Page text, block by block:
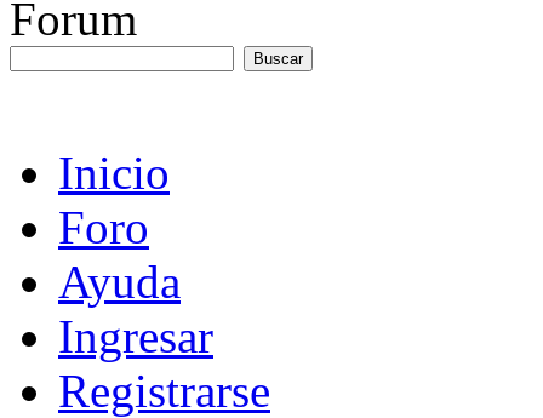
Inicio
Foro
Ayuda
Ingresar
Registrarse